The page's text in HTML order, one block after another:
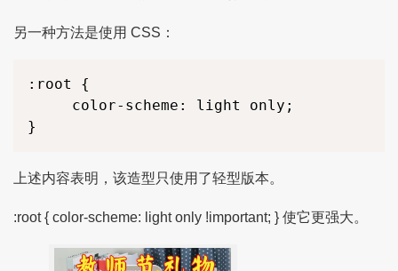
另一种方法是使用 CSS：
:root {
color-scheme: light only;
上述内容表明，该造型只使用了轻型版本。
:root { color-scheme: light only !important; } 使它更强大。